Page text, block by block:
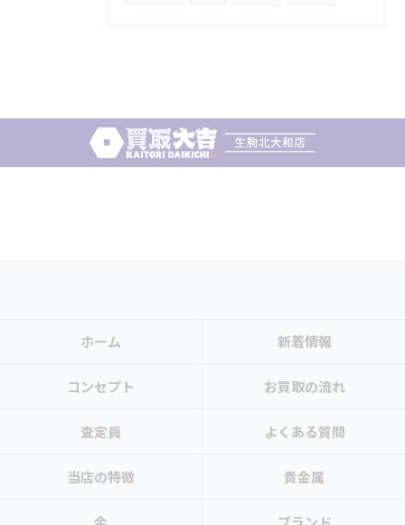
ホーム 新着情報
コンセプト お買取の流れ
査定員 よくある質問
当店の特徴 貴金属